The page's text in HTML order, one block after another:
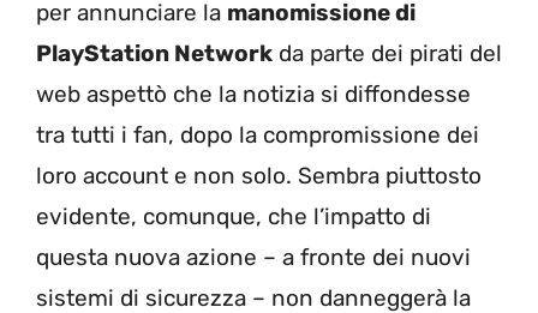
per annunciare la manomissione di
PlayStation Network da parte dei pirati del
web aspettò che la notizia si diffondesse
tra tutti i fan, dopo la compromissione dei
loro account e non solo. Sembra piuttosto
evidente, comunque, che l’impatto di
questa nuova azione – a fronte dei nuovi
sistemi di sicurezza – non danneggerà la